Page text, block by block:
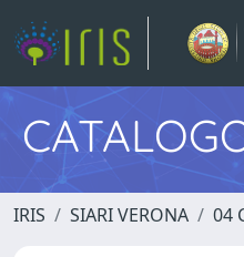
IRIS SIARI VERONA 04